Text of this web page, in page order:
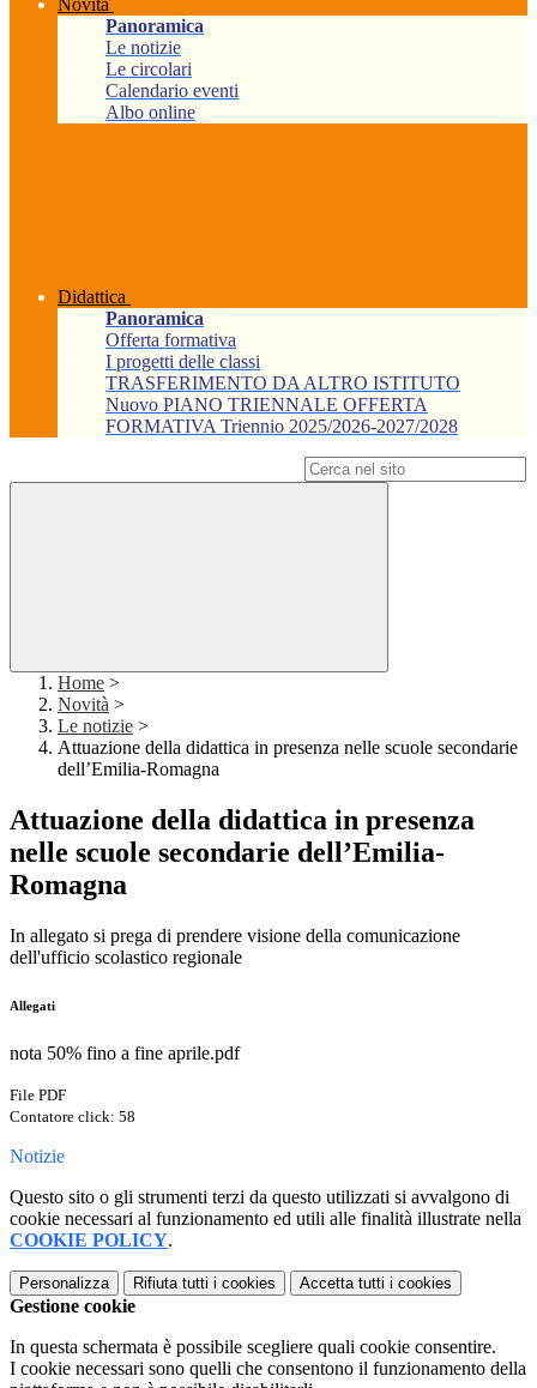
Novità
Panoramica
Le notizie
Le circolari
Calendario eventi
Albo online
Didattica
Panoramica
Offerta formativa
I progetti delle classi
TRASFERIMENTO DA ALTRO ISTITUTO
Nuovo PIANO TRIENNALE OFFERTA
FORMATIVA Triennio 2025/2026-2027/2028
Home >
Novità >
Le notizie >
Attuazione della didattica in presenza nelle scuole secondarie
dell’Emilia-Romagna
Attuazione della didattica in presenza
nelle scuole secondarie dell’Emilia-
Romagna
In allegato si prega di prendere visione della comunicazione
dell'ufficio scolastico regionale
Allegati
nota 50% fino a fine aprile.pdf
File PDF
Contatore click: 58
Notizie
Questo sito o gli strumenti terzi da questo utilizzati si avvalgono di
cookie necessari al funzionamento ed utili alle finalità illustrate nella
COOKIE POLICY.
Personalizza Rifiuta tutti i cookies Accetta tutti i cookies
Gestione cookie
In questa schermata è possibile scegliere quali cookie consentire.
I cookie necessari sono quelli che consentono il funzionamento della